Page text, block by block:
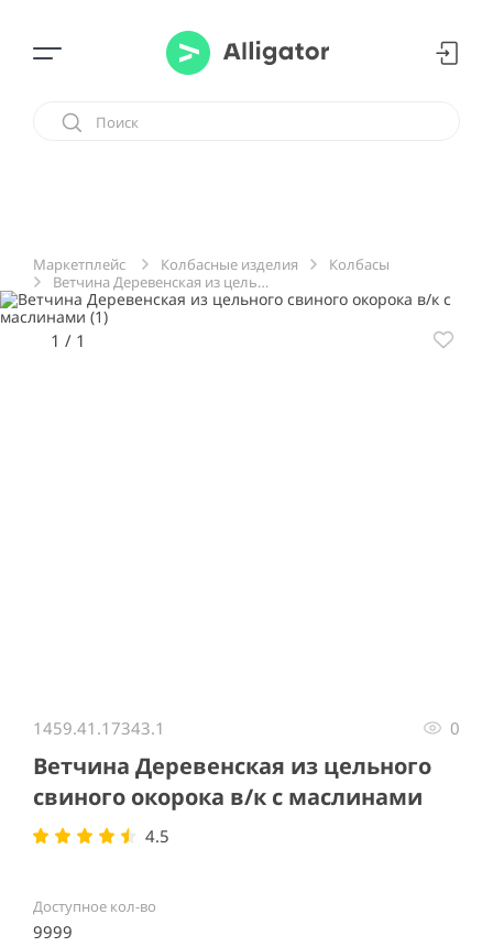
Маркетплейс Колбасные изделия
Колбасы
Ветчина Деревенская из цельного свиного окорока в/к с маслинами
1 / 1
1459.41.17343.1 0
Ветчина Деревенская из цельного
свиного окорока в/к с маслинами
4.5
Доступное кол-во
9999